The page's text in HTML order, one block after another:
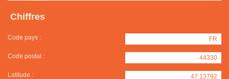
Chiffres
Code pays : FR
Code postal : 44330
Latitude : 47.13792